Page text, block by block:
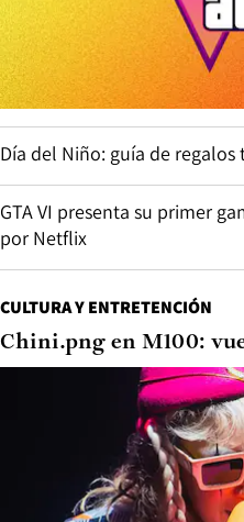
Día del Niño: guía de
GTA VI presenta su primer
por Netflix
CULTURA Y ENTRETENCIÓN
Chini.png en M100: